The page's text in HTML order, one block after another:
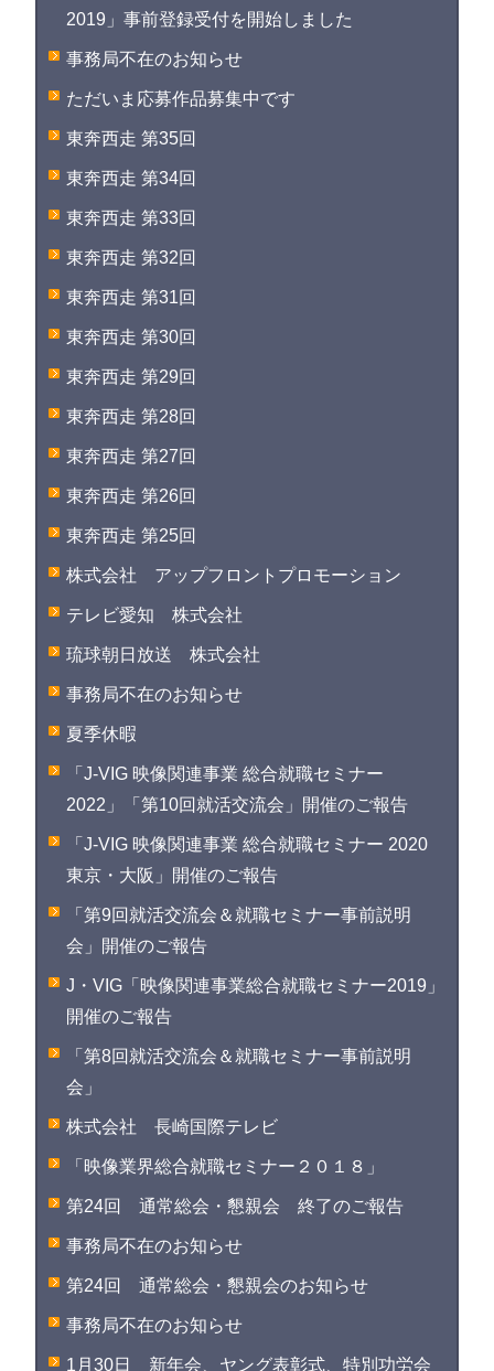
2019」事前登録受付を開始しました
事務局不在のお知らせ
ただいま応募作品募集中です
東奔西走 第35回
東奔西走 第34回
東奔西走 第33回
東奔西走 第32回
東奔西走 第31回
東奔西走 第30回
東奔西走 第29回
東奔西走 第28回
東奔西走 第27回
東奔西走 第26回
東奔西走 第25回
株式会社 アップフロントプロモーション
テレビ愛知 株式会社
琉球朝日放送 株式会社
事務局不在のお知らせ
夏季休暇
「J-VIG 映像関連事業 総合就職セミナー
2022」「第10回就活交流会」開催のご報告
「J-VIG 映像関連事業 総合就職セミナー 2020
東京・大阪」開催のご報告
「第9回就活交流会＆就職セミナー事前説明
会」開催のご報告
J・VIG「映像関連事業総合就職セミナー2019」
開催のご報告
「第8回就活交流会＆就職セミナー事前説明
会」
株式会社 長崎国際テレビ
「映像業界総合就職セミナー２０１８」
第24回 通常総会・懇親会 終了のご報告
事務局不在のお知らせ
第24回 通常総会・懇親会のお知らせ
事務局不在のお知らせ
1月30日 新年会、ヤング表彰式、特別功労会